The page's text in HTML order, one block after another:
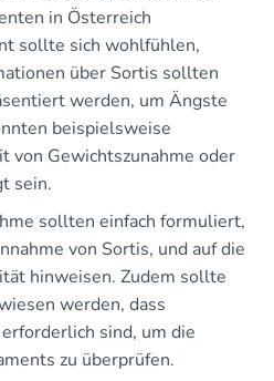
in Österreich
sollte sich wohlfühlen,
über Sortis sollten
werden, um Ängste
beispielsweise
von Gewichtszunahme oder
sein.
sollten einfach formuliert,
von Sortis, und auf die
hinweisen. Zudem sollte
werden, dass
sind, um die
zu überprüfen.